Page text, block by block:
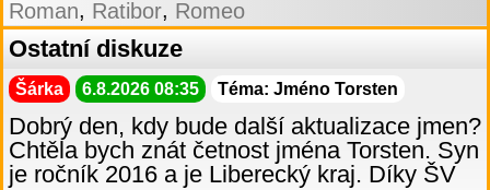
Roman, Ratibor, Romeo
Ostatní diskuze
Šárka 6.8.2026 08:35 Téma: Jméno Torsten
Dobrý den, kdy bude další aktualizace jmen?
Chtěla bych znát četnost jména Torsten. Syn
je ročník 2016 a je Liberecký kraj. Díky ŠV